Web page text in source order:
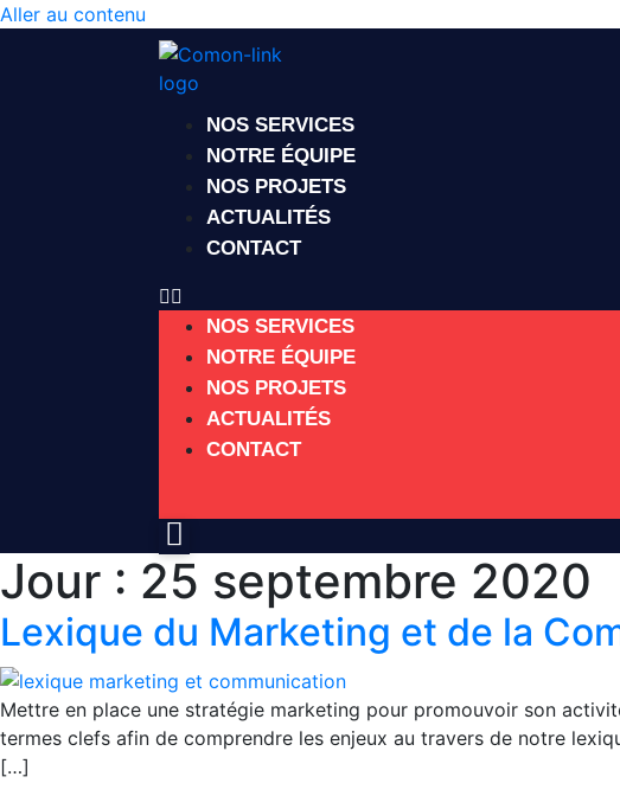
Aller au contenu
NOS SERVICES
NOTRE ÉQUIPE
NOS PROJETS
ACTUALITÉS
CONTACT
NOS SERVICES
NOTRE ÉQUIPE
NOS PROJETS
ACTUALITÉS
CONTACT
Jour : 25 septembre 2020
Lexique du Marketing et de la
Mettre en place une stratégie marketing pour promouvoir son
termes clefs afin de comprendre les enjeux au travers de notre
[…]